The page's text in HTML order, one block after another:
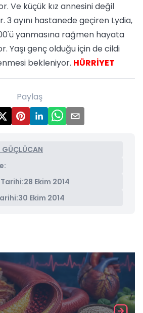
Ve küçük kız annesini değil
3 ayını hastanede geçiren Lydia,
yanmasına rağmen hayata
Yaşı genç olduğu için de cildi
bekleniyor. HÜRRİYET
Paylaş
28 Ekim 2014
30 Ekim 2014